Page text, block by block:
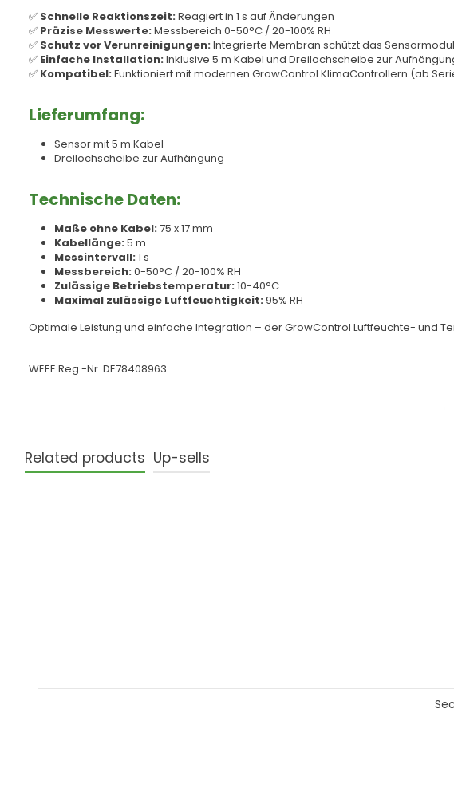
✅ Schnelle Reaktionszeit:Reagiert in 1 s auf Änderungen
✅ Präzise Messwerte:Messbereich 0-50°C / 20-100% RH
✅ Schutz vor Verunreinigungen:Integrierte Membran schützt das Sensormodul
✅ Einfache Installation:Inklusive 5 m Kabel und Dreilochscheibe zur
✅ Kompatibel:Funktioniert mit modernen GrowControl KlimaControllern (ab
Lieferumfang:
Sensor mit 5 m Kabel
Dreilochscheibe zur Aufhängung
Technische Daten:
Maße ohne Kabel:75 x 17 mm
Kabellänge:5 m
Messintervall:1 s
Messbereich:0-50°C / 20-100% RH
Zulässige Betriebstemperatur:10-40°C
Maximal zulässige Luftfeuchtigkeit:95% RH
Optimale Leistung und einfache Integration – der GrowControl Luftfeuchte- und
WEEE Reg.-Nr. DE78408963
Related products Up-sells